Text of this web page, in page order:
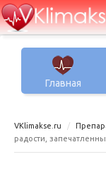
Главная
VKlimakse.ru
радости,